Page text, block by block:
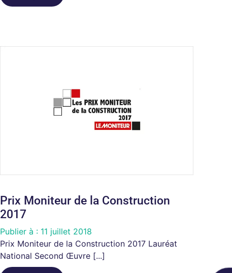
Prix Moniteur de la Construction
2017
Publier à : 11 juillet 2018
Prix Moniteur de la Construction 2017 Lauréat
National Second Œuvre [...]